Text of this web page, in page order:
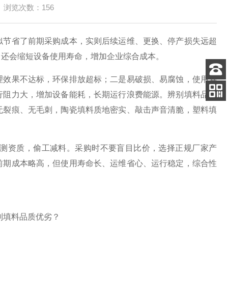
浏览次数：156
省了前期采购成本，实则后续运维、更换、停产损失远超
会缩短设备使用寿命，增加企业综合成本。
果不达标，环保排放超标；二是易破损、易腐蚀，使用寿
力大，增加设备能耗，长期运行浪费能源。辨别填料品质
痕、无毛刺，陶瓷填料质地密实、敲击声音清脆，塑料填
资质，偷工减料。采购时不要盲目比价，选择正规厂家产
成本略高，但使用寿命长、运维省心、运行稳定，综合性
客服
电话
扫码
加微信